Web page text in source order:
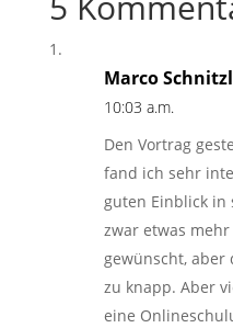
Marco
10:03 a.m.
Den Vortrag
fand ich sehr
guten Einblick in
zwar etwas
gewünscht, aber
zu knapp. Aber
eine